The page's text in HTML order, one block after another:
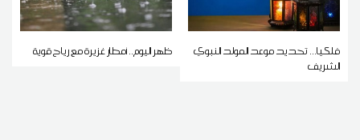
فلكيا... تحديد موعد المولد النبوي
الشريف
ظهر اليوم.. أمطار غزيرة مع رياح قوية